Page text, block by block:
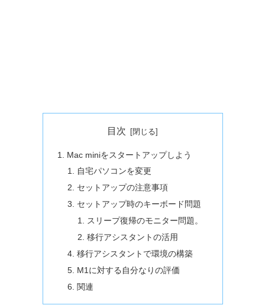
目次
Mac miniをスタートアップしよう
自宅パソコンを変更
セットアップの注意事項
セットアップ時のキーボード問題
スリープ復帰のモニター問題。
移行アシスタントの活用
移行アシスタントで環境の構築
M1に対する自分なりの評価
関連